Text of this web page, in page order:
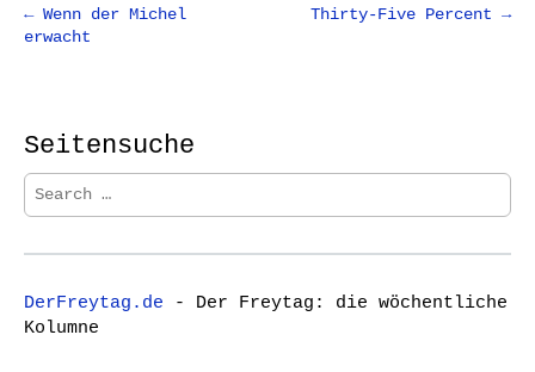
P
o
n
a
v
g
a
t
← Wenn der Michel
erwacht
Thirty-Five Percent →
Seitensuche
S
e
r
h
f
DerFreytag.de - Der Freytag: die wöchentliche
Kolumne